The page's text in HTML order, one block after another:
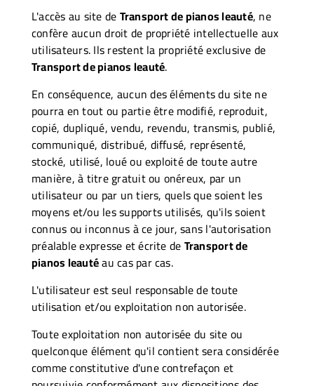
L'accès au site deTransport de pianos leauté, ne
confère aucun droit de propriété intellectuelle aux
utilisateurs. Ils restent la propriété exclusive de
Transport de pianos leauté.
En conséquence, aucun des éléments du site ne
pourra en tout ou partie être modifié, reproduit,
copié, dupliqué, vendu, revendu, transmis, publié,
communiqué, distribué, diffusé, représenté,
stocké, utilisé, loué ou exploité de toute autre
manière, à titre gratuit ou onéreux, par un
utilisateur ou par un tiers, quels que soient les
moyens et/ou les supports utilisés, qu'ils soient
connus ou inconnus à ce jour, sans l'autorisation
préalable expresse et écrite deTransport de
pianos leautéau cas par cas.
L'utilisateur est seul responsable de toute
utilisation et/ou exploitation non autorisée.
Toute exploitation non autorisée du site ou
quelconque élément qu'il contient sera considérée
comme constitutive d'une contrefaçon et